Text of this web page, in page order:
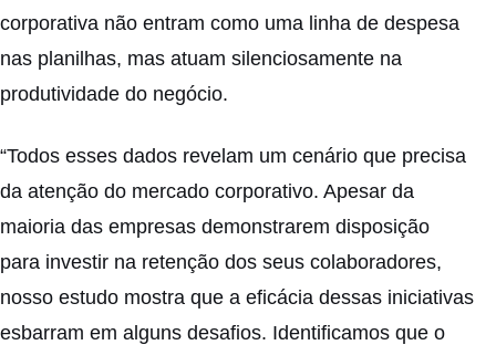
corporativa não entram como uma linha de despesa
nas planilhas, mas atuam silenciosamente na
produtividade do negócio.
“Todos esses dados revelam um cenário que precisa
da atenção do mercado corporativo. Apesar da
maioria das empresas demonstrarem disposição
para investir na retenção dos seus colaboradores,
nosso estudo mostra que a eficácia dessas iniciativas
esbarram em alguns desafios. Identificamos que o